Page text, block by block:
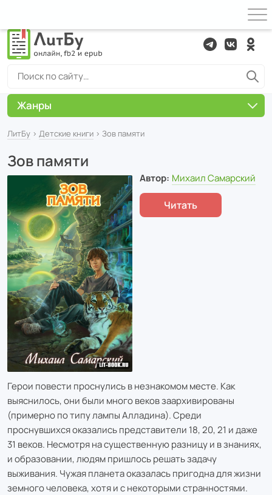
ЛитБу › Детские книги › Зов памяти
Зов памяти
Автор: Михаил Самарский
Читать
Герои повести проснулись в незнакомом месте. Как
выяснилось, они были много веков заархивированы
(примерно по типу лампы Алладина). Среди
проснувшихся оказались представители 18, 20, 21 и даже
31 веков. Несмотря на существенную разницу и в знаниях,
и образовании, людям пришлось решать задачу
выживания. Чужая планета оказалась пригодна для жизни
земного человека, хотя и с некоторыми странностями.
Жанры